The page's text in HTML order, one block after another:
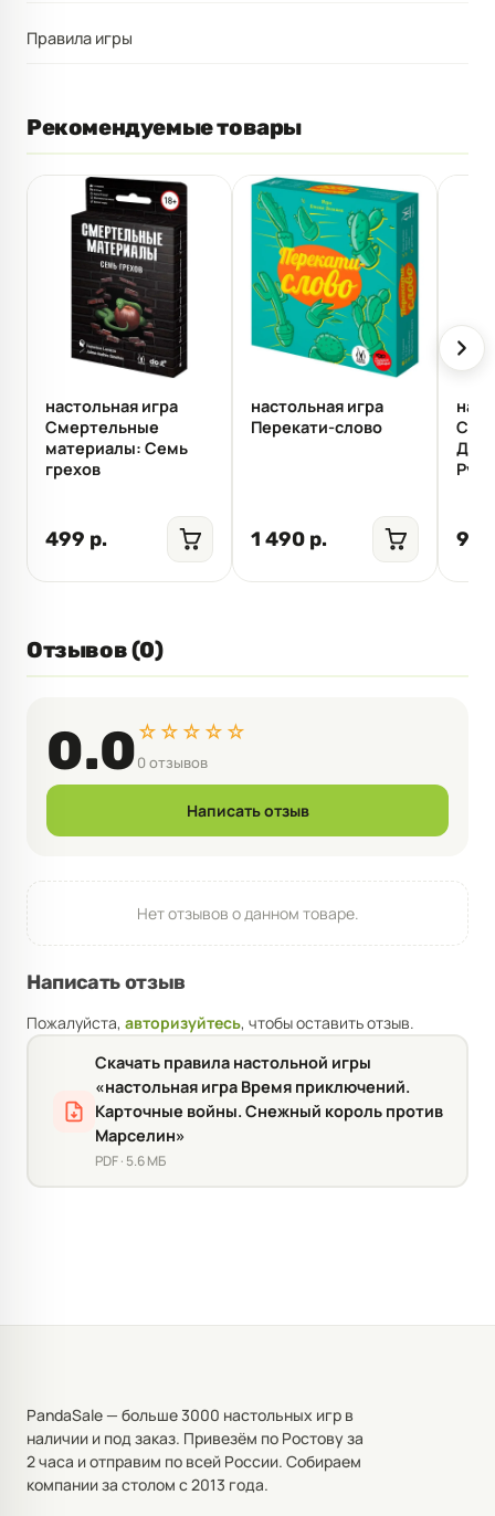
Правила игры
Рекомендуемые товары
настольная игра
Смертельные
материалы: Семь
грехов
499 р.
настольная игра
Перекати-слово
1 490 р.
Отзывов (0)
0.0☆☆☆☆☆
0 отзывов
Написать отзыв
Нет отзывов о данном товаре.
Написать отзыв
Пожалуйста, авторизуйтесь, чтобы оставить отзыв.
Скачать правила настольной игры
«настольная игра Время приключений.
Карточные войны. Снежный король против
Марселин»
PDF · 5.6 МБ
PandaSale — больше 3000 настольных игр в
наличии и под заказ. Привезём по Ростову за
2 часа и отправим по всей России. Собираем
компании за столом с 2013 года.